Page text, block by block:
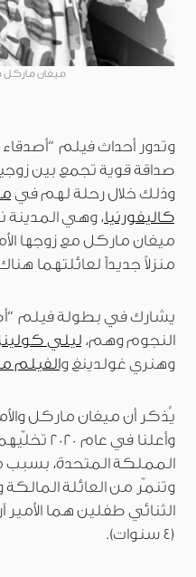
ميغان ماركل
وتدور أحداث فيلم
صداقة قوية تجمع بين
وذلك خلال رحلة لهم في
كاليفورنيا، وهي المدينة
ميغان ماركل مع زوجها
منزلاً جديداً لعائلتهما
يشارك في بطولة فيلم
النجوم وهم، ليلي كولينز
وهنري غولدينغ والفيلم
وأعلنا
المملكة المتحدة،
وتنمّر من العائلة المالكة
(4 سنوات).